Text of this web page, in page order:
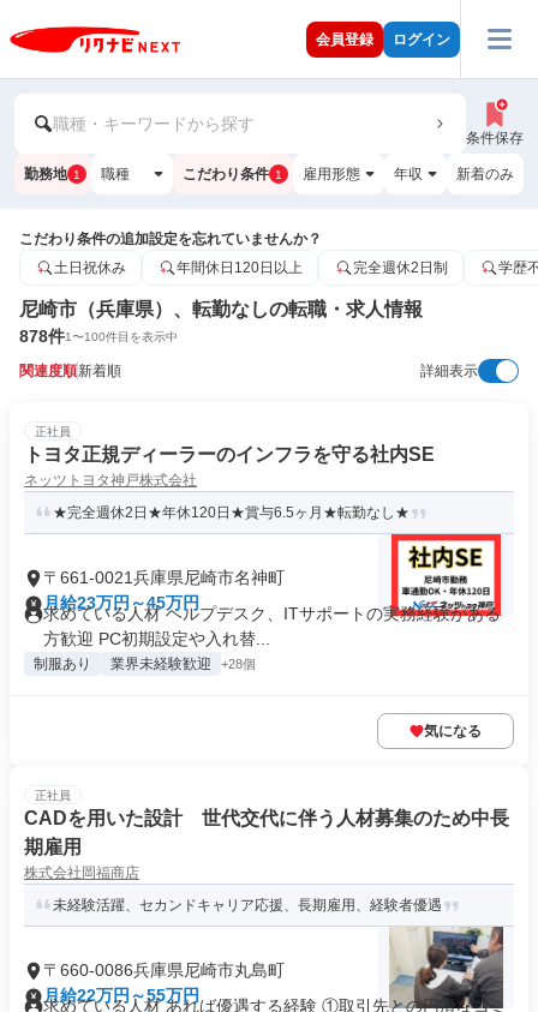
会員登録 ログイン
職種・キーワードから探す
条件保存
勤務地 1 職種 こだわり条件 1 雇用形態 年収 新着のみ
こだわり条件の追加設定を忘れていませんか？
土日祝休み
年間休日120日以上 完全週休2日制 学歴
尼崎市（兵庫県）、転勤なしの転職・求人情報
878件1〜100件目を表示中
関連度順新着順 詳細表示
正社員
トヨタ正規ディーラーのインフラを守る社内SE
ネッツトヨタ神戸株式会社
★完全週休2日★年休120日★賞与6.5ヶ月★転勤なし★
〒661-0021兵庫県尼崎市名神町
月給23万円～45万円
求めている人材 ヘルプデスク、ITサポートの実務経験がある
方歓迎 PC初期設定や入れ替...
制服あり 業界未経験歓迎 +28個
気になる
正社員
CADを用いた設計 世代交代に伴う人材募集のため中長
期雇用
株式会社岡福商店
未経験活躍、セカンドキャリア応援、長期雇用、経験者優遇
〒660-0086兵庫県尼崎市丸島町
月給22万円～55万円
求めている人材 あれば優遇する経験 ①取引先との円滑なコミ